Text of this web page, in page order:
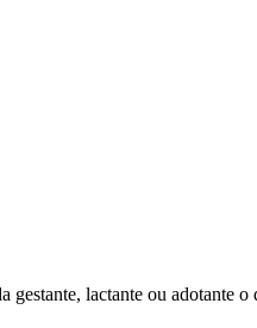
lactante ou adotante o